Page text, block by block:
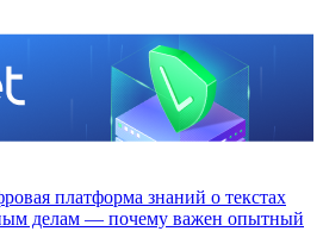
платформа знаний о текстах
делам — почему важен опытный